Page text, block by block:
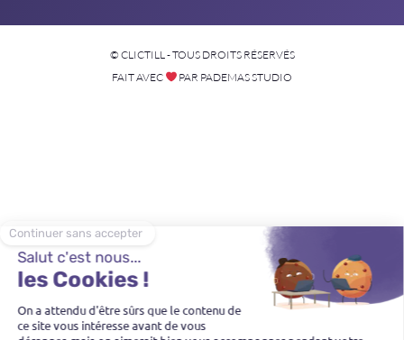
© CLICTILL - TOUS DROITS RÉSERVÉS
FAIT AVEC
PAR PADEMAS STUDIO